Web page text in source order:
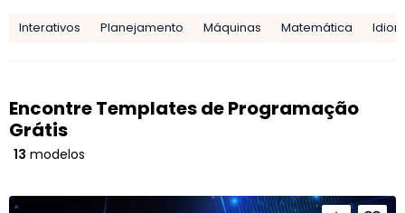
Interativos Planejamento Máquinas Matemática
Encontre Templates de Programação
Grátis
13 modelos